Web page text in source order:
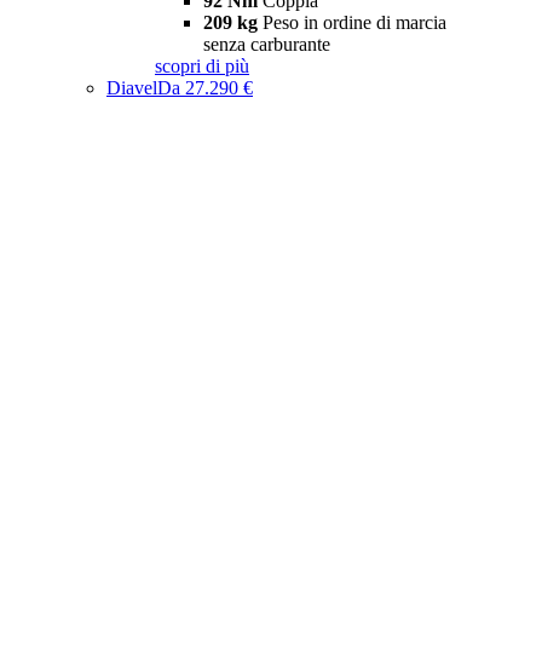
209 kg Peso in ordine di marcia
senza carburante
scopri di più
DiavelDa 27.290 €